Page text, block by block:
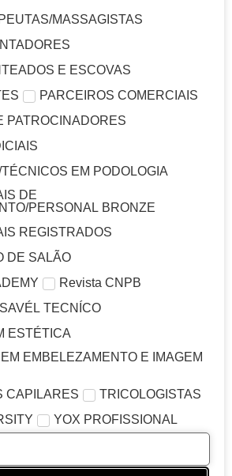
MASSAGISTAS
E ESCOVAS
PARCEIROS COMERCIAIS
PATROCINADORES
EM PODOLOGIA
DE
PERSONAL BRONZE
REGISTRADOS
DE SALÃO
Revista CNPB
TECNÍCO
ESTÉTICA
EMBELEZAMENTO E IMAGEM
CAPILARES
TRICOLOGISTAS
YOX PROFISSIONAL